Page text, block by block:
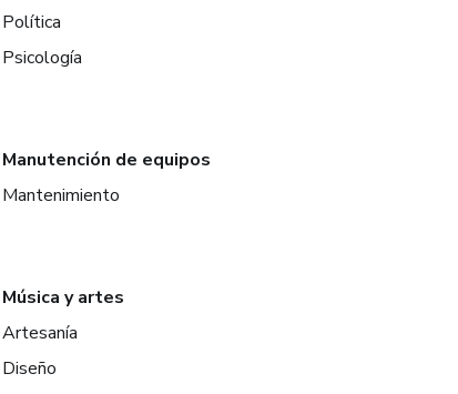
Política
Psicología
Manutención de equipos
Mantenimiento
Música y artes
Artesanía
Diseño